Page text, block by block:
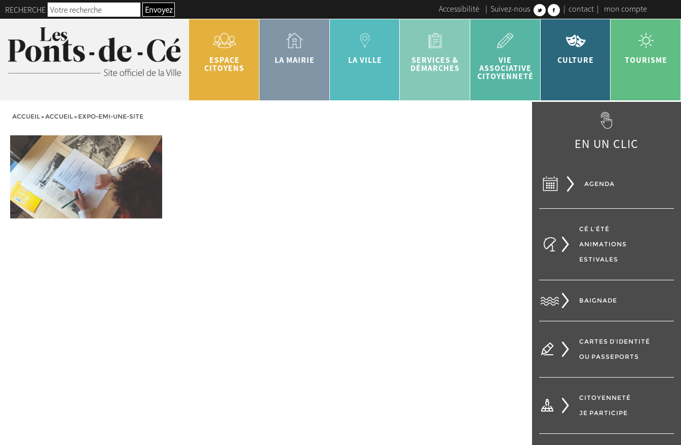
RECHERCHE Envoyez Accessibilité | Suivez-nous | contact | mon compte
ESPACE
CITOYENS
LA MAIRIE LA VILLE
SERVICES &
DÉMARCHES
VIE
ASSOCIATIVE
CITOYENNETÉ
CULTURE TOURISME
ACCUEIL»ACCUEIL» EXPO-EMI-UNE-SITE
EN UN CLIC
AGENDA
CÉ L’ÉTÉ
ANIMATIONS
ESTIVALES
BAIGNADE
CARTES D’IDENTITÉ
OU PASSEPORTS
CITOYENNETÉ
JE PARTICIPE